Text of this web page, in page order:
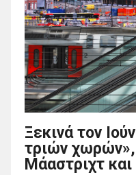
Ξεκινά τον
τριών
Μάαστριχτ